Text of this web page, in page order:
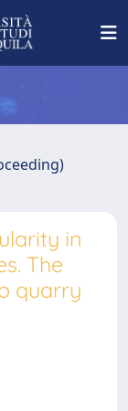
in
The
quarry